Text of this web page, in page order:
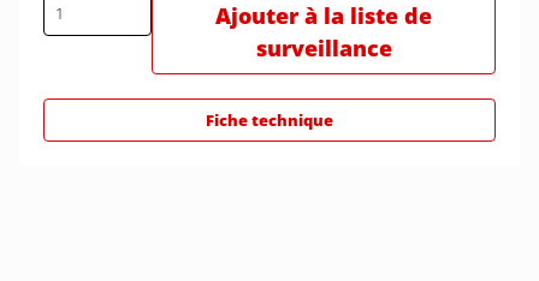
Ajouter à la liste de
surveillance
Fiche technique